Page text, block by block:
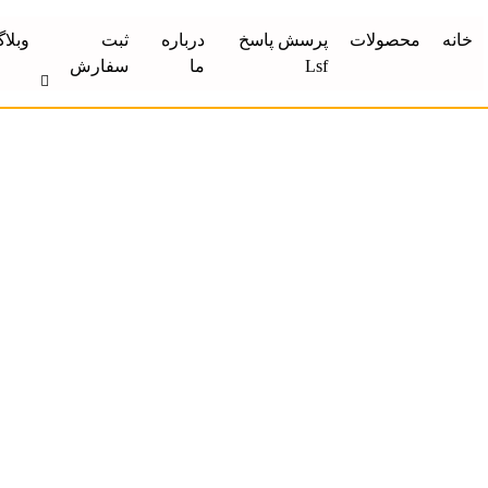
خانه محصولات
پرسش پاسخ
Lsf
درباره
ما
ثبت
سفارش